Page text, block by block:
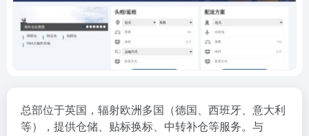
总部位于英国，辐射欧洲多国（德国、西班牙、意大利
等），提供仓储、贴标换标、中转补仓等服务。与